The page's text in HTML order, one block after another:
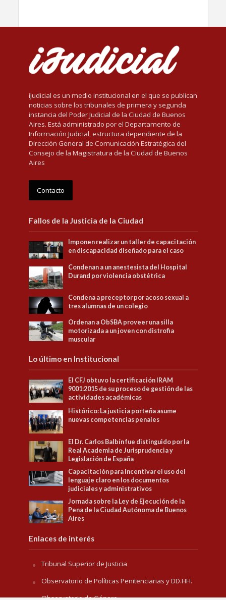
iJudicial es un medio institucional en el que se publican
noticias sobre los tribunales de primera y segunda
instancia del Poder Judicial de la Ciudad de Buenos
Aires. Está administrado por el Departamento de
Información Judicial, estructura dependiente de la
Dirección General de Comunicación Estratégica del
Consejo de la Magistratura de la Ciudad de Buenos
Aires
Contacto
Fallos de la Justicia de la Ciudad
Imponen realizar un taller de capacitación
en discapacidad diseñado para el caso
Condenan a un anestesista del Hospital
Durand por violencia obstétrica
Condena a preceptor por acoso sexual a
tres alumnas de un colegio
Ordenan a ObSBA proveer una silla
motorizada a un joven con distrofia
muscular
Lo último en Institucional
El CFJ obtuvo la certificación IRAM
9001:2015 de su proceso de gestión de las
actividades académicas
Histórico: La justicia porteña asume
nuevas competencias penales
El Dr. Carlos Balbín fue distinguido por la
Real Academia de Jurisprudencia y
Legislación de España
Capacitación para Incentivar el uso del
lenguaje claro en los documentos
judiciales y administrativos
Jornada sobre la Ley de Ejecución de la
Pena de la Ciudad Autónoma de Buenos
Aires
Enlaces de interés
Tribunal Superior de Justicia
Observatorio de Políticas Penitenciarias y DD.HH.